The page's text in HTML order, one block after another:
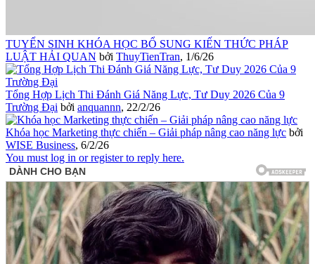
TUYỂN SINH KHÓA HỌC BỔ SUNG KIẾN THỨC PHÁP
LUẬT HẢI QUAN bởi ThuyTienTran, 1/6/26
Tổng Hợp Lịch Thi Đánh Giá Năng Lực, Tư Duy 2026 Của 9
Trường Đại bởi anquannn, 22/2/26
Khóa học Marketing thực chiến – Giải pháp nâng cao năng lực bởi
WISE Business, 6/2/26
You must log in or register to reply here.